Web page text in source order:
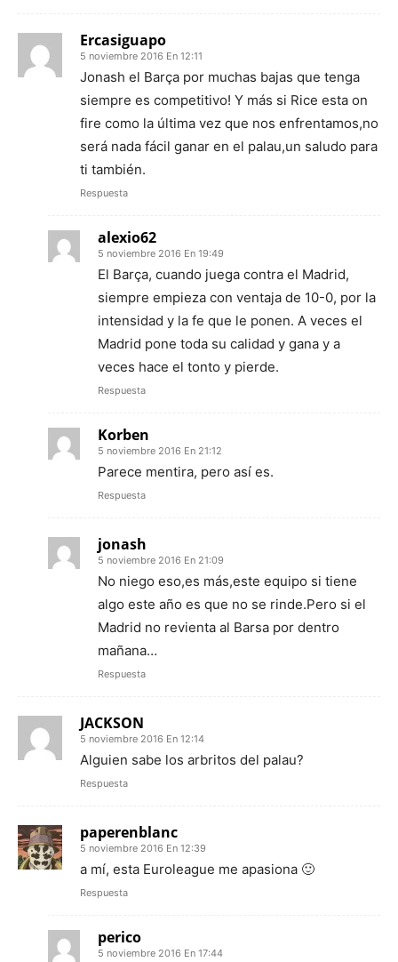
Ercasiguapo
5 noviembre 2016 En 12:11
Jonash el Barça por muchas bajas que tenga
siempre es competitivo! Y más si Rice esta on
fire como la última vez que nos enfrentamos,no
será nada fácil ganar en el palau,un saludo para
ti también.
Respuesta
alexio62
5 noviembre 2016 En 19:49
El Barça, cuando juega contra el Madrid,
siempre empieza con ventaja de 10-0, por la
intensidad y la fe que le ponen. A veces el
Madrid pone toda su calidad y gana y a
veces hace el tonto y pierde.
Respuesta
Korben
5 noviembre 2016 En 21:12
Parece mentira, pero así es.
Respuesta
jonash
5 noviembre 2016 En 21:09
No niego eso,es más,este equipo si tiene
algo este año es que no se rinde.Pero si el
Madrid no revienta al Barsa por dentro
mañana…
Respuesta
JACKSON
5 noviembre 2016 En 12:14
Alguien sabe los arbritos del palau?
Respuesta
paperenblanc
5 noviembre 2016 En 12:39
a mí, esta Euroleague me apasiona 🙂
Respuesta
perico
5 noviembre 2016 En 17:44